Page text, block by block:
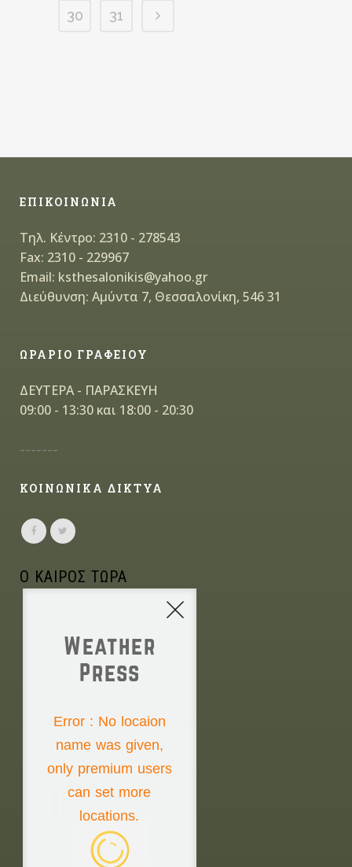
30
31
ΕΠΙΚΟΙΝΩΝΙΑ
Τηλ. Κέντρο: 2310 - 278543
Fax: 2310 - 229967
Email: ksthesalonikis@yahoo.gr
Διεύθυνση: Αμύντα 7, Θεσσαλονίκη, 546 31
ΩΡΑΡΙΟ ΓΡΑΦΕΙΟΥ
ΔΕΥΤΕΡΑ - ΠΑΡΑΣΚΕΥΗ
09:00 - 13:30 και 18:00 - 20:30
-------
ΚΟΙΝΩΝΙΚΑ ΔΙΚΤΥΑ
Ο ΚΑΙΡΟΣ ΤΩΡΑ
Weather
Press
Error : No locaion
name was given,
only premium users
can set more
locations.
Friday the 7th
00°